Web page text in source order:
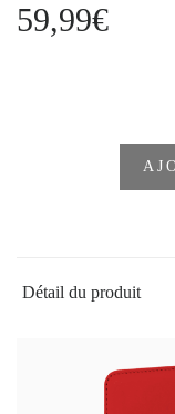
59,99€
Détail du produit